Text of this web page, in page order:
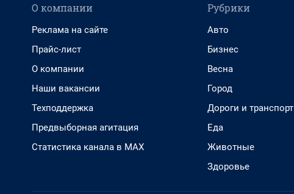
О компании
Реклама на сайте
Прайс-лист
О компании
Наши вакансии
Техподдержка
Предвыборная агитация
Статистика канала в MAX
Рубрики
Авто
Бизнес
Весна
Город
Дороги и транспорт
Еда
Животные
Здоровье